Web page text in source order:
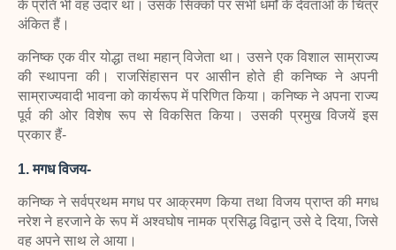
के प्रति भी वह उदार था। उसके सिक्कों पर सभी धर्मों के देवताओं के चित्र
अंकित हैं।
कनिष्क एक वीर योद्धा तथा महान् विजेता था। उसने एक विशाल साम्राज्य
की स्थापना की। राजसिंहासन पर आसीन होते ही कनिष्क ने अपनी
साम्राज्यवादी भावना को कार्यरूप में परिणित किया। कनिष्क ने अपना राज्य
पूर्व की ओर विशेष रूप से विकसित किया। उसकी प्रमुख विजयें इस
प्रकार हैं-
1.मगध विजय-
कनिष्क ने सर्वप्रथम मगध पर आक्रमण किया तथा विजय प्राप्त की मगध
नरेश ने हरजाने के रूप में अश्वघोष नामक प्रसिद्ध विद्वान् उसे दे दिया, जिसे
वह अपने साथ ले आया।